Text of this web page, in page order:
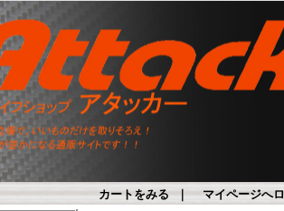
カートをみる｜ マイページへ